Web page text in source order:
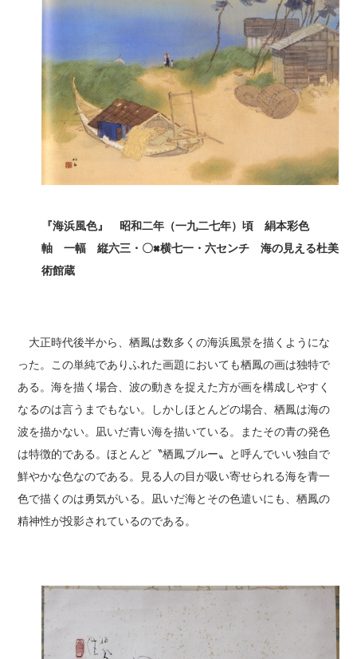
『海浜風色』 昭和二年（一九二七年）頃 絹本彩色
軸 一幅 縦六三・〇×横七一・六センチ 海の見える杜美
術館蔵
大正時代後半から、栖鳳は数多くの海浜風景を描くようにな
った。この単純でありふれた画題においても栖鳳の画は独特で
ある。海を描く場合、波の動きを捉えた方が画を構成しやすく
なるのは言うまでもない。しかしほとんどの場合、栖鳳は海の
波を描かない。凪いだ青い海を描いている。またその青の発色
は特徴的である。ほとんど〝栖鳳ブルー〟と呼んでいい独自で
鮮やかな色なのである。見る人の目が吸い寄せられる海を青一
色で描くのは勇気がいる。凪いだ海とその色遣いにも、栖鳳の
精神性が投影されているのである。